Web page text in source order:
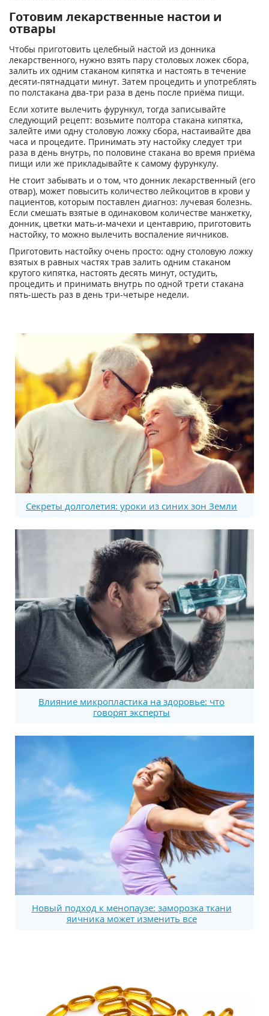
Готовим лекарственные настои и
отвары
Чтобы приготовить целебный настой из донника
лекарственного, нужно взять пару столовых ложек сбора,
залить их одним стаканом кипятка и настоять в течение
десяти-пятнадцати минут. Затем процедить и употреблять
по полстакана два-три раза в день после приёма пищи.
Если хотите вылечить фурункул, тогда записывайте
следующий рецепт: возьмите полтора стакана кипятка,
залейте ими одну столовую ложку сбора, настаивайте два
часа и процедите. Принимать эту настойку следует три
раза в день внутрь, по половине стакана во время приёма
пищи или же прикладывайте к самому фурункулу.
Не стоит забывать и о том, что донник лекарственный (его
отвар), может повысить количество лейкоцитов в крови у
пациентов, которым поставлен диагноз: лучевая болезнь.
Если смешать взятые в одинаковом количестве манжетку,
донник, цветки мать-и-мачехи и центаврию, приготовить
настойку, то можно вылечить воспаление яичников.
Приготовить настойку очень просто: одну столовую ложку
взятых в равных частях трав залить одним стаканом
крутого кипятка, настоять десять минут, остудить,
процедить и принимать внутрь по одной трети стакана
пять-шесть раз в день три-четыре недели.
Секреты долголетия: уроки из синих зон Земли
Влияние микропластика на здоровье: что
говорят эксперты
Новый подход к менопаузе: заморозка ткани
яичника может изменить все